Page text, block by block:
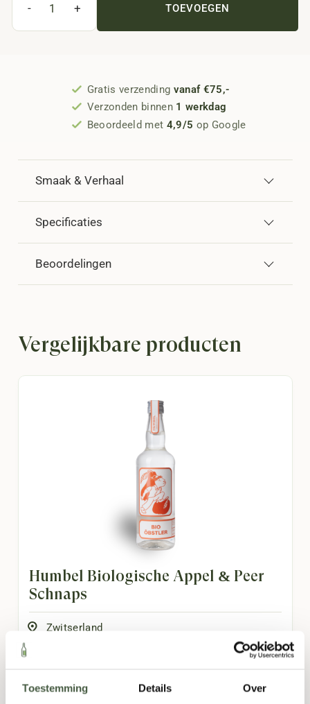
Toestemming Details Over
- + TOEVOEGEN
Gratis verzending vanaf €75,-
Verzonden binnen 1 werkdag
Beoordeeld met 4,9/5 op Google
Smaak & Verhaal
Specificaties
Beoordelingen
Vergelijkbare producten
Humbel Biologische Appel & Peer
Schnaps
Zwitserland